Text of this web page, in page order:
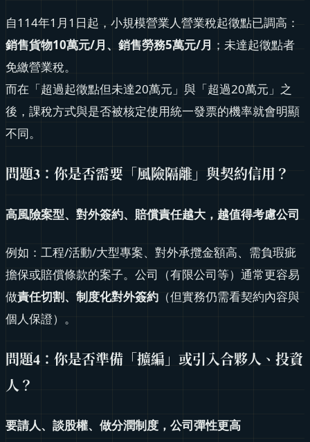
自114年1月1日起，小規模營業人營業稅起徵點已調高：
銷售貨物10萬元/月、銷售勞務5萬元/月 ；未達起徵點者
免繳營業稅。
而在「超過起徵點但未達20萬元」與「超過20萬元」之
後，課稅方式與是否被核定使用統一發票的機率就會明顯
不同。
問題3：你是否需要「風險隔離」與契約信用？
高風險案型、對外簽約、賠償責任越大，越值得考慮公司
例如：工程/活動/大型專案、對外承攬金額高、需負瑕疵
擔保或賠償條款的案子。公司（有限公司等）通常更容易
做責任切割、制度化對外簽約 （但實務仍需看契約內容與
個人保證）。
問題4：你是否準備「擴編」或引入合夥人、投資
人？
要請人、談股權、做分潤制度，公司彈性更高